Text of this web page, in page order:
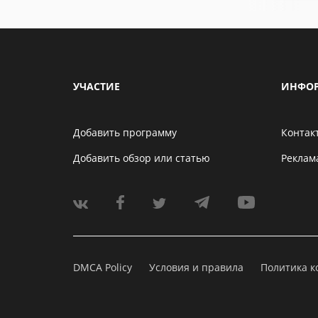
УЧАСТИЕ
Добавить программу
Добавить обзор или статью
DMCA Policy Условия и правила
Политика